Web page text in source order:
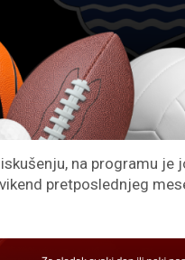
na programu
pretposlednjeg